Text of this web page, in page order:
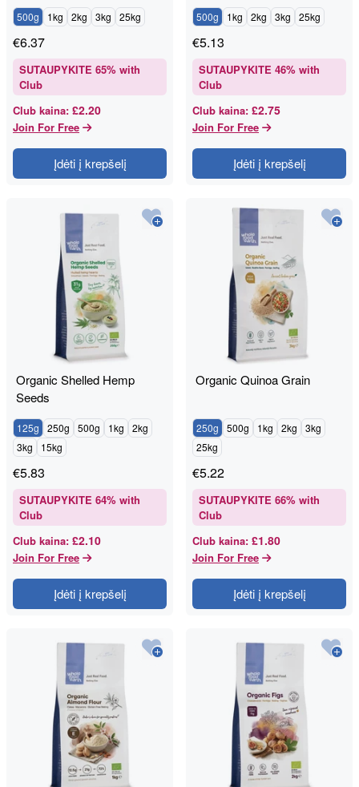
500g 1kg 2kg 3kg 25kg
€6.37
SUTAUPYKITE 65% with
Club
Club kaina: £2.20
Join For Free
Įdėti į krepšelį
500g 1kg 2kg 3kg 25kg
€5.13
SUTAUPYKITE 46% with
Club
Club kaina: £2.75
Join For Free
Įdėti į krepšelį
Organic Shelled Hemp
Seeds
125g 250g 500g 1kg
2kg
3kg
15kg
€5.83
SUTAUPYKITE 64% with
Club
Club kaina: £2.10
Join For Free
Įdėti į krepšelį
Organic Quinoa Grain
250g 500g 1kg 2kg
3kg
25kg
€5.22
SUTAUPYKITE 66% with
Club
Club kaina: £1.80
Join For Free
Įdėti į krepšelį